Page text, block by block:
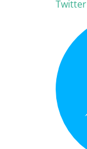
Twitter